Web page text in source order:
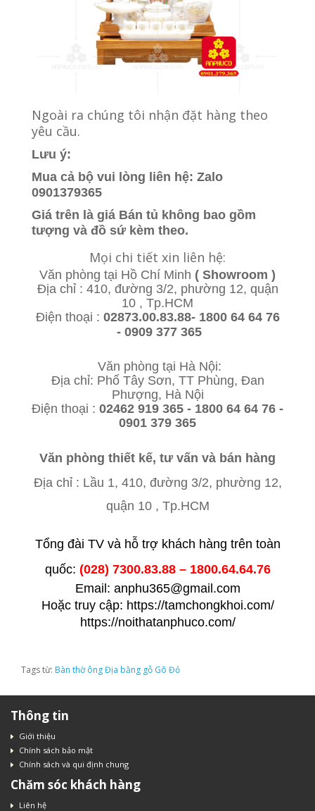
Ngoài ra chúng tôi nhận đặt hàng theo
yêu cầu.
Lưu ý:
Mua cả bộ vui lòng liên hệ: Zalo
0901379365
Giá trên là giá Bán tủ không bao gồm
tượng và đồ sứ kèm theo.
Mọi chi tiết xin liên hệ:
Văn phòng tại Hồ Chí Minh ( Showroom )
Địa chỉ : 410, đường 3/2, phường 12, quận
10 , Tp.HCM
Điện thoại : 02873.00.83.88- 1800 64 64 76
- 0909 377 365
Văn phòng tại Hà Nội:
Địa chỉ: Phố Tây Sơn, TT Phùng, Đan
Phượng, Hà Nội
Điện thoại : 02462 919 365 - 1800 64 64 76 -
0901 379 365
Văn phòng thiết kế, tư vấn và bán hàng
Địa chỉ : Lầu 1, 410, đường 3/2, phường 12,
quận 10 , Tp.HCM
Tổng đài TV và hỗ trợ khách hàng trên toàn
quốc: (028) 7300.83.88 – 1800.64.64.76
Email: anphu365@gmail.com
Hoặc truy cập: https://tamchongkhoi.com/
https://noithatanphuco.com/
Tags từ: Bàn thờ ông Địa bằng gỗ Gõ Đỏ
Thông tin
Giới thiệu
Chính sách bảo mật
Chính sách và qui định chung
Chăm sóc khách hàng
Liên hệ